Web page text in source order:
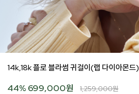
14k,18k 플로 블라썸 귀걸이(랩 다이아몬드)
44% 699,000원 1,259,000원